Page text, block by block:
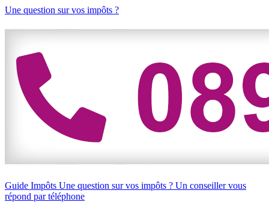
Une question sur vos impôts ?
Guide Impôts Une question sur vos impôts ? Un conseiller vous
répond par téléphone